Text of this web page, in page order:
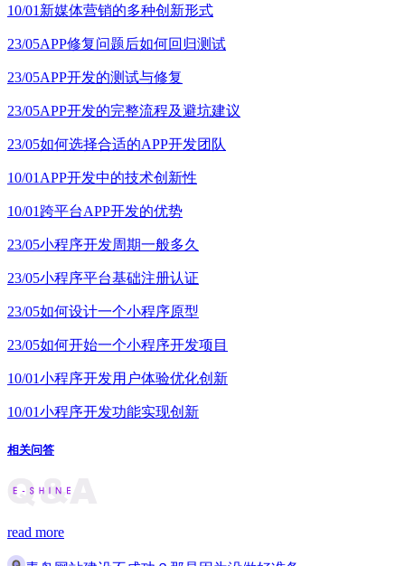
10/01 新媒体营销的多种创新形式
23/05APP修复问题后如何回归测试
23/05APP开发的测试与修复
23/05APP开发的完整流程及避坑建议
23/05如何选择合适的APP开发团队
10/01 APP开发中的技术创新性
10/01 跨平台APP开发的优势
23/05小程序开发周期一般多久
23/05小程序平台基础注册认证
23/05如何设计一个小程序原型
23/05如何开始一个小程序开发项目
10/01小程序开发用户体验优化创新
10/01小程序开发功能实现创新
相关问答
read more